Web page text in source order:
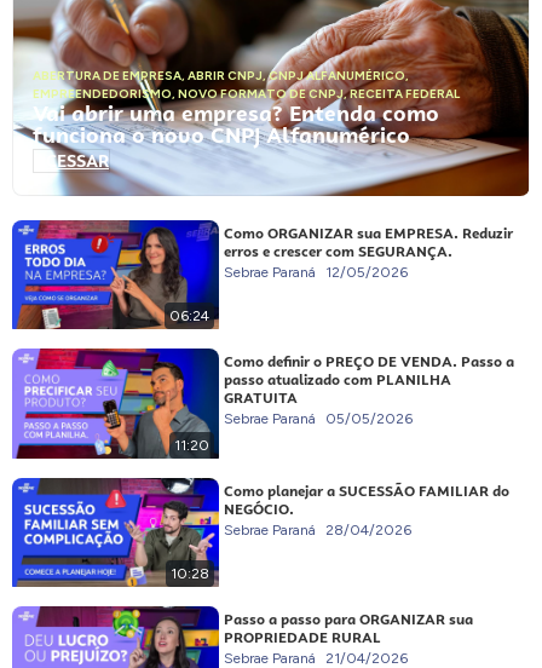
ABERTURA DE EMPRESA, ABRIR CNPJ,CNPJ ALFANUMÉRICO,
EMPREENDEDORISMO, NOVO FORMATO DE CNPJ,RECEITA FEDERAL
Vai abrir uma empresa? Entenda como
funciona o novo CNPJ Alfanumérico
ACESSAR
06:24
Como ORGANIZAR sua EMPRESA. Reduzir
erros e crescer com SEGURANÇA.
Sebrae Paraná 12/05/2026
11:20
Como definir o PREÇO DE VENDA. Passo a
passo atualizado com PLANILHA
GRATUITA
Sebrae Paraná 05/05/2026
10:28
Como planejar a SUCESSÃO FAMILIAR do
NEGÓCIO.
Sebrae Paraná 28/04/2026
Passo a passo para ORGANIZAR sua
PROPRIEDADE RURAL
Sebrae Paraná 21/04/2026